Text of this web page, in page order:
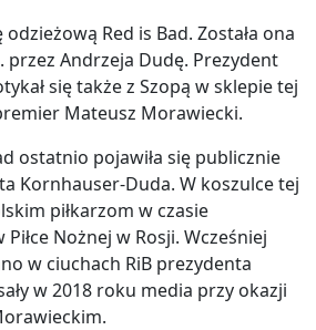
odzieżową Red is Bad. Została ona
Andrzeja Dudę. Prezydent
się także z Szopą w sklepie tej
Mateusz Morawiecki.
ostatnio pojawiła się publicznie
Kornhauser-Duda. W koszulce tej
piłkarzom w czasie
Nożnej w Rosji. Wcześniej
w ciuchach RiB prezydenta
w 2018 roku media przy okazji